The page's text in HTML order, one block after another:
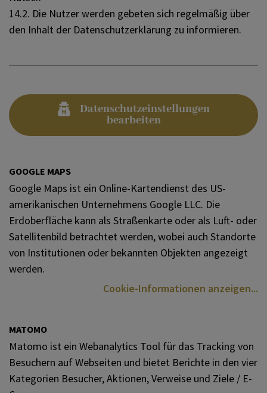
14.2. Die Nutzer werden gebeten sich regelmäßig über
den Inhalt der Datenschutzerklärung zu informieren.
Datenschutzeinstellungen
bearbeiten
GOOGLE MAPS
Google Maps ist ein Online-Kartendienst des US-
amerikanischen Unternehmens Google LLC. Die
Erdoberfläche kann als Straßenkarte oder als Luft- oder
Satellitenbild betrachtet werden, wobei auch Standorte
von Institutionen oder bekannten Objekten angezeigt
werden.
Cookie-Informationen anzeigen
MATOMO
Matomo ist ein Webanalytics Tool für das Tracking von
Besuchern auf Webseiten und bietet Berichte in den vier
Kategorien Besucher, Aktionen, Verweise und Ziele / E-